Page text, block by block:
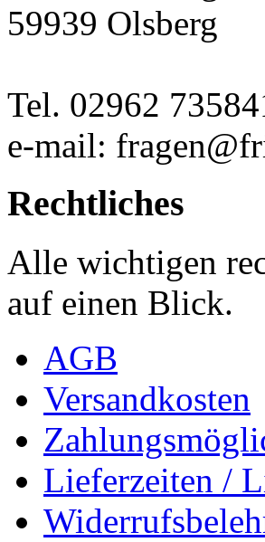
59939 Olsberg
Tel. 02962
e-mail:
Rechtliches
Alle wichtigen
auf einen Blick.
AGB
Versandkosten
Lieferzeiten /